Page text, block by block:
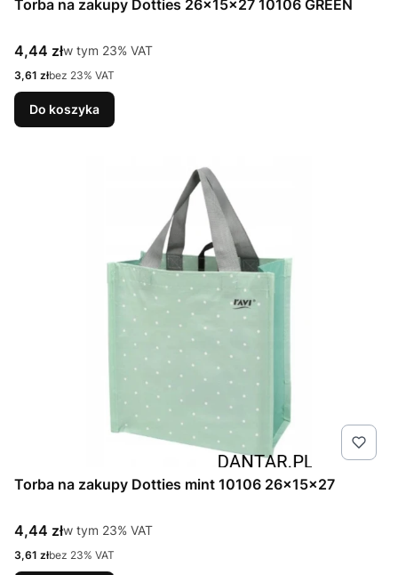
Torba na zakupy Dotties 26x15x27 10106 GREEN
Cena brutto
4,44 złw tym %s VAT
w tym 23% VAT
Cena netto
3,61 złbez 23% VAT
Do koszyka
Torba na zakupy Dotties mint 10106 26x15x27
Cena brutto
4,44 złw tym %s VAT
w tym 23% VAT
Cena netto
3,61 złbez 23% VAT